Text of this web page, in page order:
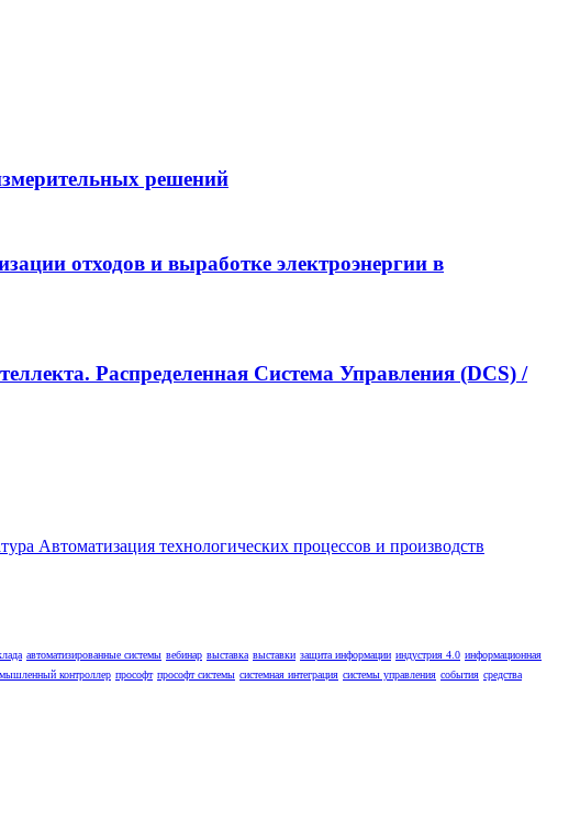
решений
отходов и выработке электроэнергии в
Распределенная Cистема Управления (DCS) /
автоматизированные системы вебинар выставка выставки защита информации индустрия 4.0 информационная
контроллер прософт прософт системы системная интеграция системы управления события средства